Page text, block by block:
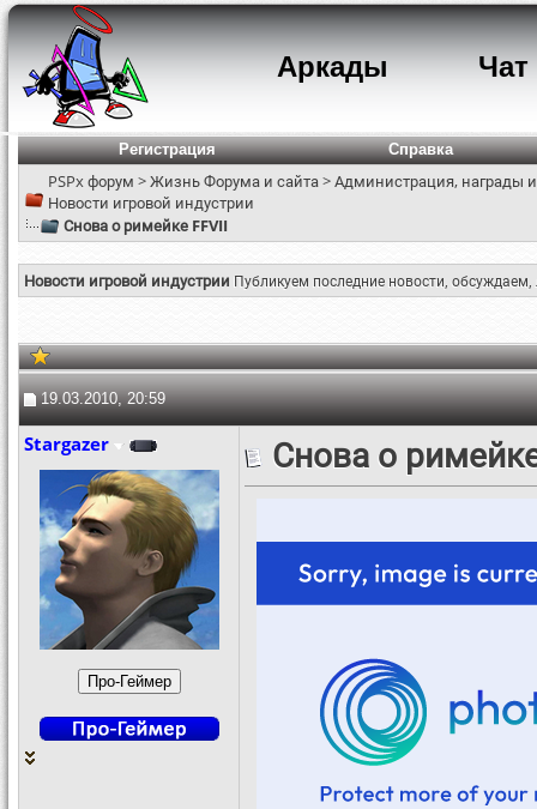
Аркады Чат
Регистрация Справка
PSPx форум >Жизнь Форума и сайта>Администрация, награды
Новости игровой индустрии
Снова о римейке FFVII
Новости игровой индустрии Публикуем последние новости,
19.03.2010, 20:59
Stargazer Снова о